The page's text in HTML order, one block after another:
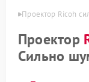
Проектор Ricoh
Проектор
Сильно